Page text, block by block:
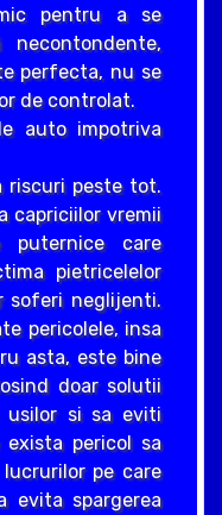
pentru a se
perfecta, nu se
de controlat.
auto impotriva
riscuri peste tot.
capriciilor vremii
care
pietricelelor
soferi neglijenti.
pericolele, insa
asta, este bine
doar solutii
usilor si sa eviti
pericol sa
pe care
evita spargerea